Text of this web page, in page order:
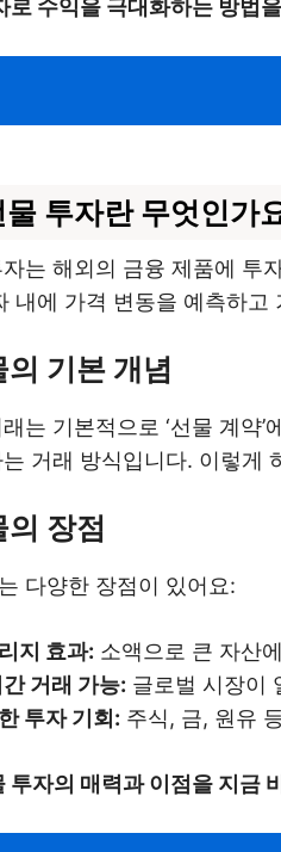
로 수익을 극대화하는 방법
투자란 무엇인가
는 해외의 금융 제품에 투
내에 가격 변동을 예측하
기본 개념
는 기본적으로 ‘선물 계약
거래 방식입니다. 이렇게
장점
다양한 장점이 있어요:
지 효과: 소액으로 큰 자산
거래 가능: 글로벌 시장이
투자 기회: 주식, 금, 원유
투자의 매력과 이점을 지금